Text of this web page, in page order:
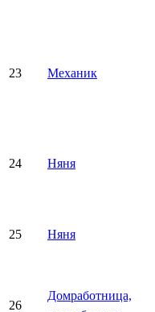
23 Механик
24 Няня
25 Няня
26
Домработница,